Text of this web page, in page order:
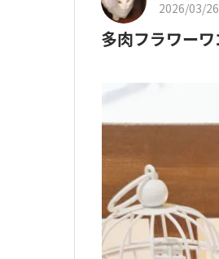
2026/03/
多肉フラワー